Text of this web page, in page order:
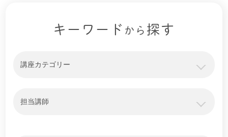
キーワード から 探す
講座カテゴリー
担当講師